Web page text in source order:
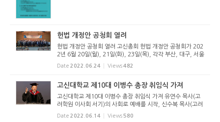
헌법 개정안 공청회 열려
헌법 개정안 공청회 열려 고신총회 헌법 개정안 공청회가 202
2년 6월 20일(월), 21일(화), 23일(목), 각각 부산, 대구, 서울
에서 열렸다. 헌법개정위원회(위원장 김세중 목사)는 6월 20
일(월)에는 부산·울산·경남 권역을 대상으로 부산 고신대...
Date 2022.06.24 Views482
고신대학교 제10대 이병수 총장 취임식 가져
고신대학교 제10대 이병수 총장 취임식 가져 유연수 목사(고
려학원 이사회 서기)의 사회로 예배를 시작, 신수복 목사(고려
학원 이사)가 기도한 뒤 김재현 장로(부총회장)가 ‘사도행전 1
3장 20절~23절’을 봉독하고 강학근 목사(총회장)가 ‘...
Date 2022.06.14 Views 580